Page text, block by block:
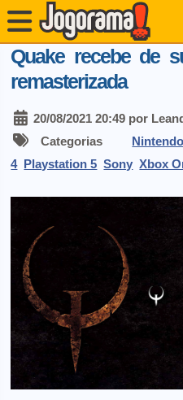
Quake recebe de
remasterizada
20/08/2021 20:49 por
Categorias
4 Playstation 5 Sony Xbox